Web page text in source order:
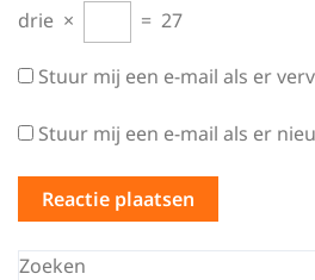
drie × = 27
Stuur mij een e-mail als er
Stuur mij een e-mail als er
Zoeken